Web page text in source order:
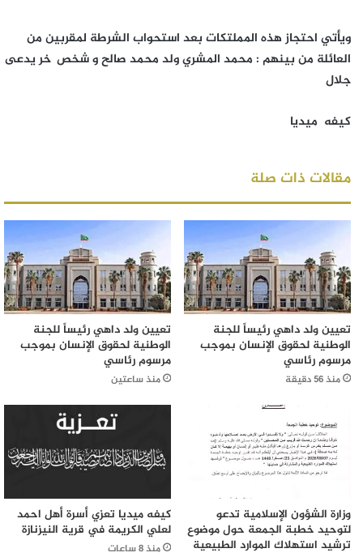
ويأتي احتجاز هذه المملتكات بعد استحواب الشرطة لمقربين من
العائلة من بينهم : محمد المشري ولد محمد صالح و شخص ٱخر يدعى
جلال
كيفه ميديا
مقالات ذات صلة
تعيين ولد داهي رئيساً للجنة
الوطنية لحقوق الإنسان بموجب
مرسوم رئاسي
منذ 56 دقيقة
تعيين ولد داهي رئيساً للجنة
الوطنية لحقوق الإنسان بموجب
مرسوم رئاسي
منذ ساعتين
وزارة الشؤون الإسلامية تدعو
لتوحيد خطبة الجمعة حول موضوع
ترشيد استهلاك الموارد الطبيعية
كيفه ميديا تعزي أسرة أهل احمد
لعلي الكريمة في قرية النيزنازة
منذ 8 ساعات